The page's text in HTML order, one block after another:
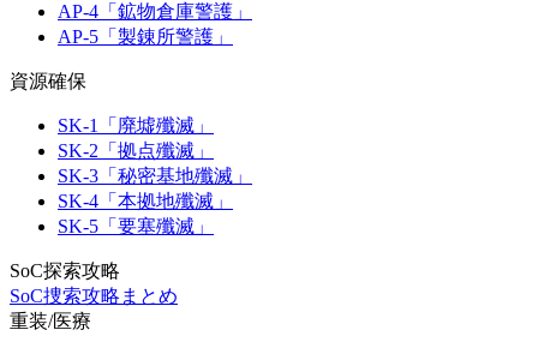
AP-4「鉱物倉庫警護」
AP-5「製錬所警護」
資源確保
SK-1「廃墟殲滅」
SK-2「拠点殲滅」
SK-3「秘密基地殲滅」
SK-4「本拠地殲滅」
SK-5「要塞殲滅」
SoC探索攻略
SoC捜索攻略まとめ
重装/医療